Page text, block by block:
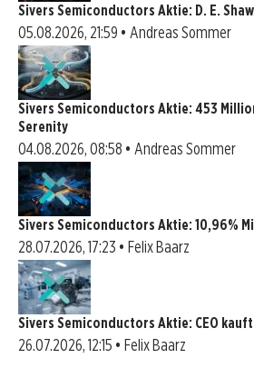
Sivers Semiconductors Aktie: D. E.
05.08.2026, 21:59 • Andreas Sommer
Sivers Semiconductors Aktie: 453
Serenity
04.08.2026, 08:58 • Andreas Sommer
Sivers Semiconductors Aktie: 10,96%
28.07.2026, 17:23 • Felix Baarz
Sivers Semiconductors Aktie: CEO
26.07.2026, 12:15 • Felix Baarz